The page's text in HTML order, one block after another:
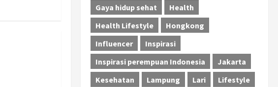
Gaya hidup sehat
Health
Health Lifestyle
Hongkong
Influencer
Inspirasi
Inspirasi perempuan Indonesia
Jakarta
Kesehatan
Lampung Lari
Lifestyle